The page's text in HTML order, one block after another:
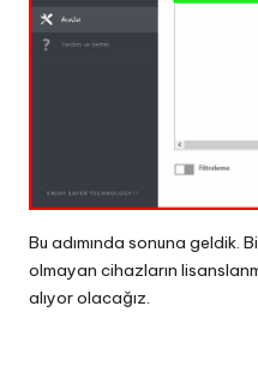
Bu adımında sonuna geldik.
olmayan cihazların
alıyor olacağız.